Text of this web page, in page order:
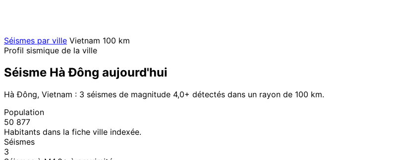
Séismes par ville Vietnam 100 km
Profil sismique de la ville
Séisme Hà Đông aujourd'hui
Hà Đông, Vietnam : 3 séismes de magnitude 4,0+ détectés dans un rayon de 100 km.
Population
50 877
Habitants dans la fiche ville indexée.
Séismes
3